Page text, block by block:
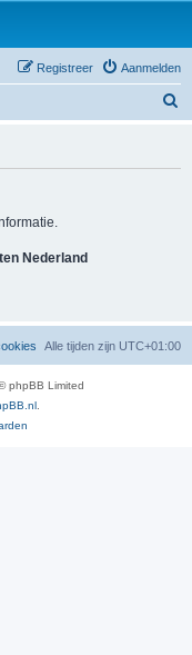
Aanmelden
Registreer
Nederland
Alle tijden zijn UTC+01:00
phpBB Limited